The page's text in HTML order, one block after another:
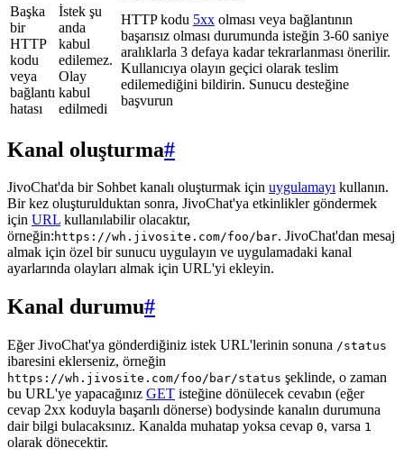
Başka
bir
HTTP
kodu
veya
bağlantı
hatası
İstek şu
anda
kabul
edilemez.
Olay
kabul
edilmedi
HTTP kodu 5xx olması veya bağlantının
başarısız olması durumunda isteğin 3-60 saniye
aralıklarla 3 defaya kadar tekrarlanması önerilir.
Kullanıcıya olayın geçici olarak teslim
edilemediğini bildirin. Sunucu desteğine
başvurun
Kanal oluşturma#
JivoChat'da bir Sohbet kanalı oluşturmak için uygulamayı kullanın.
Bir kez oluşturulduktan sonra, JivoChat'ya etkinlikler göndermek
için URL kullanılabilir olacaktır,
örneğin: https://wh.jivosite.com/foo/bar. JivoChat'dan mesaj
almak için özel bir sunucu uygulayın ve uygulamadaki kanal
ayarlarında olayları almak için URL'yi ekleyin.
Kanal durumu#
Eğer JivoChat'ya gönderdiğiniz istek URL'lerinin sonuna /status
ibaresini eklerseniz, örneğin
https://wh.jivosite.com/foo/bar/status şeklinde, o zaman
bu URL'ye yapacağınız GET isteğine dönülecek cevabın (eğer
cevap 2xx koduyla başarılı dönerse) bodysinde kanalın durumuna
dair bilgi bulacaksınız. Kanalda muhatap yoksa cevap 0, varsa 1
olarak dönecektir.